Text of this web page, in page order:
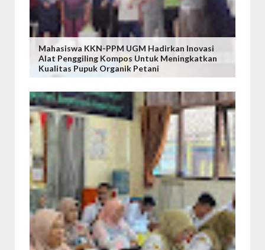
Mahasiswa KKN-PPM UGM Hadirkan Inovasi
Alat Penggiling Kompos Untuk Meningkatkan
Kualitas Pupuk Organik Petani